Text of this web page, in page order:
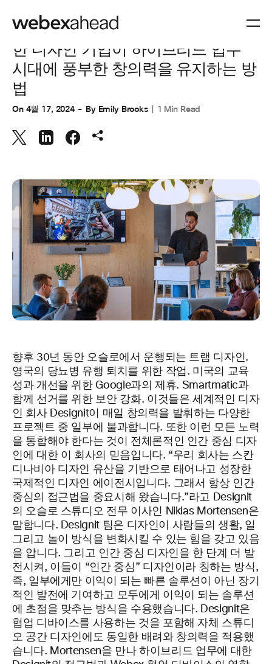
작업 공간
한 디자인 기업이 하이브리드 업무
시대에 풍부한 창의력을 유지하는 방
법
On 4월 17, 2024 By Emily Brooks 1 Min Read
향후 30년 동안 오슬로에서 운행되는 트램 디자인.
영국의 당뇨병 유행 퇴치를 위한 작업. 미국의 교육
성과 개선을 위한 Google과의 제휴. Smartmatic과
함께 선거를 위한 보안 강화. 이것들은 세계적인 디자
인 회사 Designit이 매일 창의력을 발휘하는 다양한
프로젝트 중 일부에 불과합니다. 또한 이런 모든 노력
을 통합해야 한다는 것이 전체론적인 인간 중심 디자
인에 대한 이 회사의 믿음입니다. “우리 회사는 스칸
디나비아 디자인 유산을 기반으로 태어나고 성장한
국제적인 디자인 에이전시입니다. 그래서 항상 인간
중심의 접근법을 중요시해 왔습니다.”라고 Designit
의 오슬로 스튜디오 전무 이사인 Niklas Mortensen은
말합니다. Designit 팀은 디자인이 사람들의 생활, 일
그리고 놀이 방식을 변화시킬 수 있는 힘을 갖고 있음
을 압니다. 그리고 인간 중심 디자인을 한 단계 더 발
전시켜, 이들이 “인간 중심” 디자인이라 칭하는 방식,
즉, 일부에게만 이익이 되는 빠른 솔루션이 아닌 장기
적인 발전에 기여하고 모두에게 이익이 되는 솔루션
에 초점을 맞추는 방식을 수용했습니다. Designit은
협업 디바이스를 사용하는 것을 포함해 자체 스튜디
오 공간 디자인에도 동일한 배려와 창의력을 적용했
습니다. Mortensen을 만나 하이브리드 업무에 대한